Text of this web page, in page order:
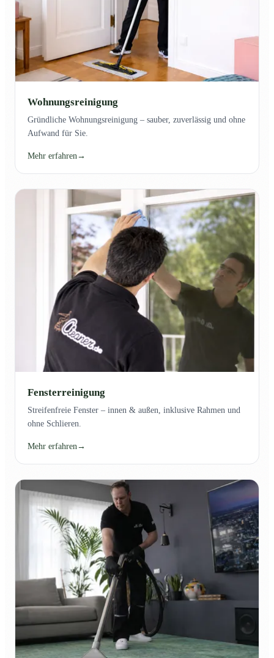
Wohnungsreinigung
Gründliche Wohnungsreinigung – sauber, zuverlässig und ohne
Aufwand für Sie.
Mehr erfahren →
Fensterreinigung
Streifenfreie Fenster – innen & außen, inklusive Rahmen und
ohne Schlieren.
Mehr erfahren→